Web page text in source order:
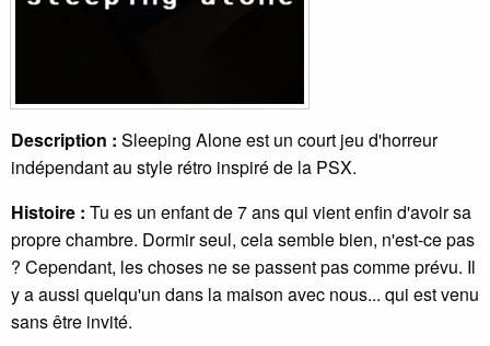
Description : Sleeping Alone est un court jeu d'horreur
indépendant au style rétro inspiré de la PSX.
Histoire : Tu es un enfant de 7 ans qui vient enfin d'avoir sa
propre chambre. Dormir seul, cela semble bien, n'est-ce pas
? Cependant, les choses ne se passent pas comme prévu. Il
y a aussi quelqu'un dans la maison avec nous... qui est venu
sans être invité.